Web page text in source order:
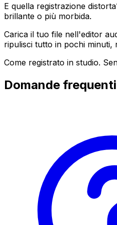
E quella registrazione
brillante o più morbida.
Carica il tuo file nell'editor
ripulisci tutto in pochi minuti,
Come registrato in studio.
Domande frequenti